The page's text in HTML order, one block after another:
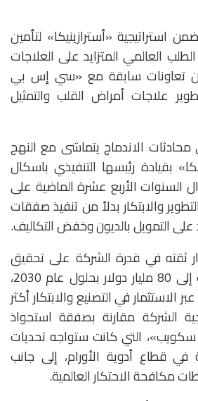
استراتيجية «أسترازينيكا» لتأمين
العالمي المتزايد على العلاجات
تعاونات سابقة مع «سي إس بي
علاجات أمراض القلب والتمثيل
الاندماج يتماشى مع النهج
بقيادة رئيسها التنفيذي باسكال
السنوات الأربع عشرة الماضية على
والابتكار بدلاً من تنفيذ صفقات
التمويل بالديون وخفض التكاليف.
ثقته في قدرة الشركة على تحقيق
هدفها برفع الإيرادات إلى 80 مليار دولار بحلول عام 2030،
الاستثمار في التصنيع والابتكار أكثر
الشركة مقارنة بصفقة استحواذ
سكويب»، التي كانت ستواجه تحديات
في قطاع أدوية الأورام، إلى جانب
مكافحة الاحتكار العالمية.